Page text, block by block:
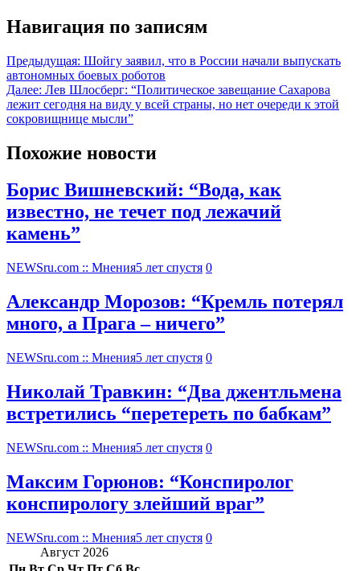
Навигация по записям
Предыдущая: Шойгу заявил, что в России начали выпускать
автономных боевых роботов
Далее: Лев Шлосберг: “Политическое завещание Сахарова
лежит сегодня на виду у всей страны, но нет очереди к этой
сокровищнице мысли”
Похожие новости
Борис Вишневский: “Вода, как
известно, не течет под лежачий
камень”
NEWSru.com :: Мнения5 лет спустя 0
Александр Морозов: “Кремль потерял
много, а Прага – ничего”
NEWSru.com :: Мнения5 лет спустя 0
Николай Травкин: “Два джентльмена
встретились “перетереть по бабкам”
NEWSru.com :: Мнения5 лет спустя 0
Максим Горюнов: “Конспиролог
конспирологу злейший враг”
NEWSru.com :: Мнения5 лет спустя 0
Август 2026